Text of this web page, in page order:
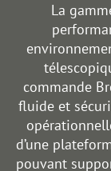
La
commande
fluide et
d’une
pouvant